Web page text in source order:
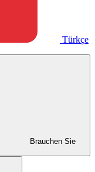
Türkçe
Brauchen Sie